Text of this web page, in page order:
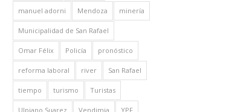
manuel adorni Mendoza minería
Municipalidad de San Rafael
Omar Félix Policía pronóstico
reforma laboral river San Rafael
tiempo turismo Turistas
Ulpiano Suarez Vendimia YPF